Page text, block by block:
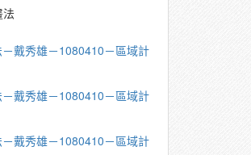
法
戴秀雄－1080410－區域計
戴秀雄－1080410－區域計
戴秀雄－1080410－區域計